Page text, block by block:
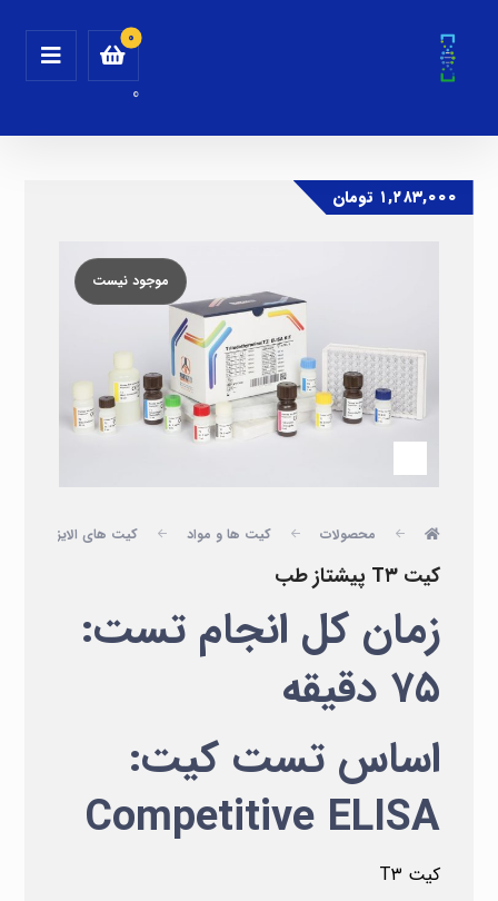
0
موجود نیست
محصولات کیت ها و مواد کیت های الایزا
کیت T۳ پیشتاز طب
۱,۲۸۳,۰۰۰ تومان
زمان کل انجام تست:
۷۵ دقیقه
اساس تست کیت:
Competitive ELISA
کیت T۳